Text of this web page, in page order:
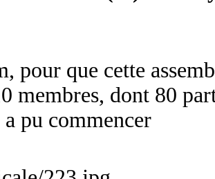
pour que cette
membres, dont 80
pu commencer